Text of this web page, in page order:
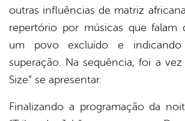
outras influências de matriz
repertório por músicas que falam
um povo excluído e
superação. Na sequência, foi a vez
Size” se apresentar.
Finalizando a programação da